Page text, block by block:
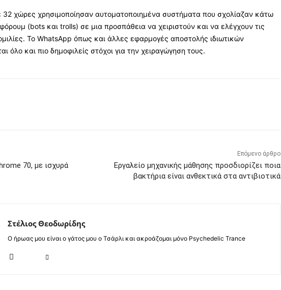
32 χώρες χρησιμοποίησαν αυτοματοποιημένα συστήματα που σχολίαζαν κάτω
(bots και trolls) σε μια προσπάθεια να χειριστούν και να ελέγχουν τις
Το WhatsApp όπως και άλλες εφαρμογές αποστολής ιδιωτικών
όλο και πιο δημοφιλείς στόχοι για την χειραγώγηση τους.
70, με ισχυρά
Επόμενο άρθρο
Εργαλείο μηχανικής μάθησης προσδιορίζει ποια
βακτήρια είναι ανθεκτικά στα αντιβιοτικά
Στέλιος Θεοδωρίδης
Ο ήρωας μου είναι ο γάτος μου ο Τσάρλι και ακροάζομαι μόνο Psychedelic Trance